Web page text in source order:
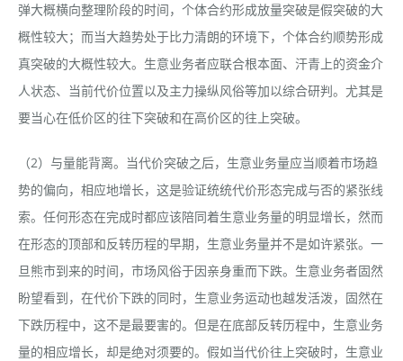
弹大概横向整理阶段的时间，个体合约形成放量突破是假突破的大
概性较大；而当大趋势处于比力清朗的环境下，个体合约顺势形成
真突破的大概性较大。生意业务者应联合根本面、汗青上的资金介
人状态、当前代价位置以及主力操纵风俗等加以综合研判。尤其是
要当心在低价区的往下突破和在高价区的往上突破。
（2）与量能背离。当代价突破之后，生意业务量应当顺着市场趋
势的偏向，相应地增长，这是验证统统代价形态完成与否的紧张线
索。任何形态在完成时都应该陪同着生意业务量的明显增长，然而
在形态的顶部和反转历程的早期，生意业务量并不是如许紧张。一
旦熊市到来的时间，市场风俗于因亲身重而下跌。生意业务者固然
盼望看到，在代价下跌的同时，生意业务运动也越发活泼，固然在
下跌历程中，这不是最要害的。但是在底部反转历程中，生意业务
量的相应增长，却是绝对须要的。假如当代价往上突破时，生意业